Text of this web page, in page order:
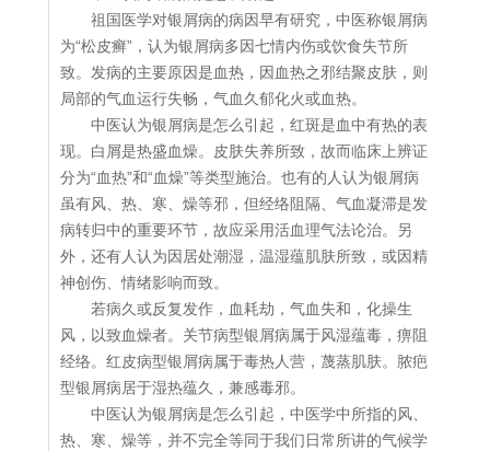
祖国医学对银屑病的病因早有研究，中医称银屑病
为“松皮癣”，认为银屑病多因七情内伤或饮食失节所
致。发病的主要原因是血热，因血热之邪结聚皮肤，则
局部的气血运行失畅，气血久郁化火或血热。
中医认为银屑病是怎么引起，红斑是血中有热的表
现。白屑是热盛血燥。皮肤失养所致，故而临床上辨证
分为“血热”和“血燥”等类型施治。也有的人认为银屑病
虽有风、热、寒、燥等邪，但经络阻隔、气血凝滞是发
病转归中的重要环节，故应采用活血理气法论治。另
外，还有人认为因居处潮湿，温湿蕴肌肤所致，或因精
神创伤、情绪影响而致。
若病久或反复发作，血耗劫，气血失和，化操生
风，以致血燥者。关节病型银屑病属于风湿蕴毒，痹阻
经络。红皮病型银屑病属于毒热人营，蔑蒸肌肤。脓疤
型银屑病居于湿热蕴久，兼感毒邪。
中医认为银屑病是怎么引起，中医学中所指的风、
热、寒、燥等，并不完全等同于我们日常所讲的气候学